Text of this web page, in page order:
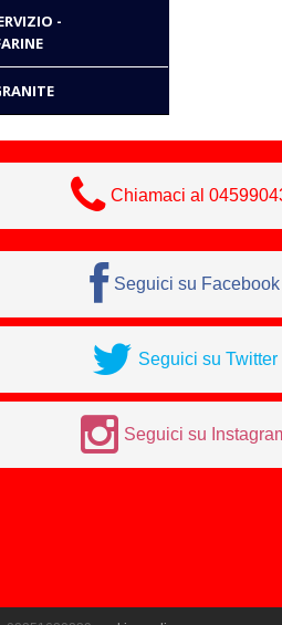
-
Chiamaci al
Seguici su Facebook
Seguici su Twitter
Seguici su